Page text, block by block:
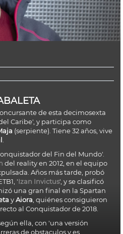
de esta decimosexta
Caribe', y participa como
(serpiente). Tiene 32 años, vive
.
del Fin del Mundo'.
del reality en 2012, en el equipo
Años más tarde, probó
'Izan Invictus', y se clasificó
una gran final en laSpartan
yAiora, quiénes consiguieron
al Conquistador de 2018.
ella, con 'una versión
de obstaculos y es